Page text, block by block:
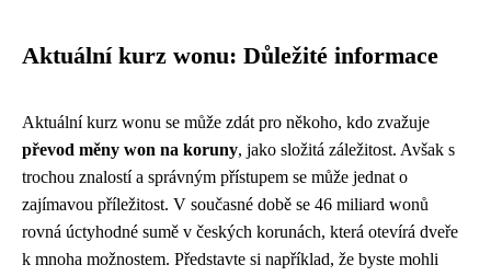
Aktuální kurz wonu: Důležité informace
Aktuální kurz wonu se může zdát pro někoho, kdo zvažuje
převod měny won na koruny, jako složitá záležitost. Avšak s
trochou znalostí a správným přístupem se může jednat o
zajímavou příležitost. V současné době se 46 miliard wonů
rovná úctyhodné sumě v českých korunách, která otevírá dveře
k mnoha možnostem. Představte si například, že byste mohli